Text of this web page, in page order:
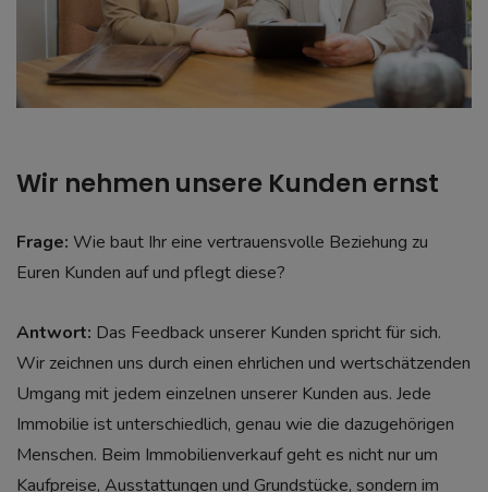
Wir nehmen unsere Kunden ernst
Frage: Wie baut Ihr eine vertrauensvolle Beziehung zu
Euren Kunden auf und pflegt diese?
Antwort: Das Feedback unserer Kunden spricht für sich.
Wir zeichnen uns durch einen ehrlichen und wertschätzenden
Umgang mit jedem einzelnen unserer Kunden aus. Jede
Immobilie ist unterschiedlich, genau wie die dazugehörigen
Menschen. Beim Immobilienverkauf geht es nicht nur um
Kaufpreise, Ausstattungen und Grundstücke, sondern im